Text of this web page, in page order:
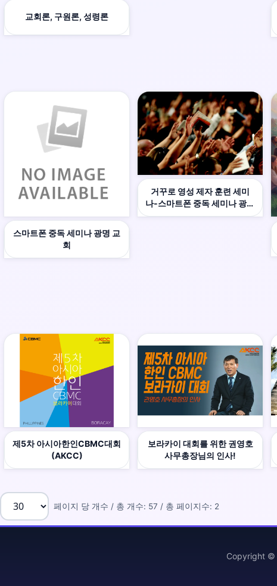
교회론, 구원론, 성령론
스마트폰 중독 세미나 광명 교
회
거꾸로 영성 제자 훈련 세미
나-스마트폰 중독 세미나 광명
교회
제5차 아시아한인CBMC대회
(AKCC)
보라카이 대회를 위한 권영호
사무총장님의 인사!
페이지 당 개수 / 총 개수: 57 / 총 페이지수: 2
Copyright ©